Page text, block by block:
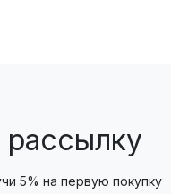
5% на первую покупку